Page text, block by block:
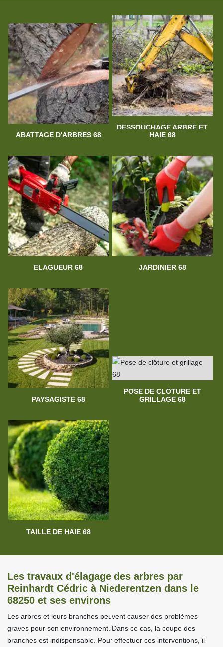
ABATTAGE D'ARBRES 68
DESSOUCHAGE ARBRE ET
HAIE 68
ELAGUEUR 68 JARDINIER 68
PAYSAGISTE 68
POSE DE CLÔTURE ET
GRILLAGE 68
TAILLE DE HAIE 68
Les travaux d'élagage des arbres par
Reinhardt Cédric à Niederentzen dans le
68250 et ses environs
Les arbres et leurs branches peuvent causer des problèmes
graves pour son environnement. Dans ce cas, la coupe des
branches est indispensable. Pour effectuer ces interventions, il